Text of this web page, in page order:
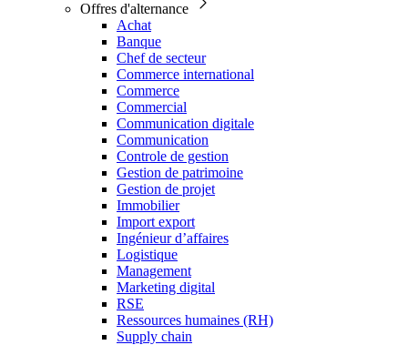
Offres d'alternance
Achat
Banque
Chef de secteur
Commerce international
Commerce
Commercial
Communication digitale
Communication
Controle de gestion
Gestion de patrimoine
Gestion de projet
Immobilier
Import export
Ingénieur d’affaires
Logistique
Management
Marketing digital
RSE
Ressources humaines (RH)
Supply chain